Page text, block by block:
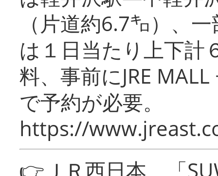
（片道約6.7㌔）、
は１日当たり上下計
料、事前にJRE
で予約が必要。
https://
👉ＪＲ西日本 「